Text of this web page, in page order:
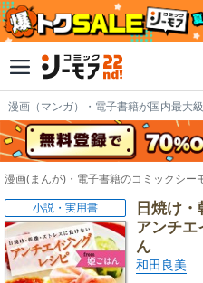
漫画（マンガ）・電子書籍が国内最大
漫画(まんが)・電子書籍のコミックシー
日焼け
アンチ
ん
和田良美
小説・実用書